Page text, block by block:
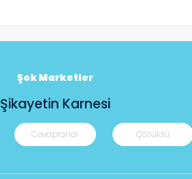
Şok Marketler
Şikayetin Karnesi
Cevaplandı Çözüldü